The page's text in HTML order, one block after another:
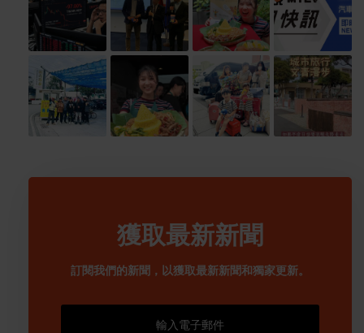
獲取最新新聞
訂閱我們的新聞，以獲取最新新聞和獨家更新。